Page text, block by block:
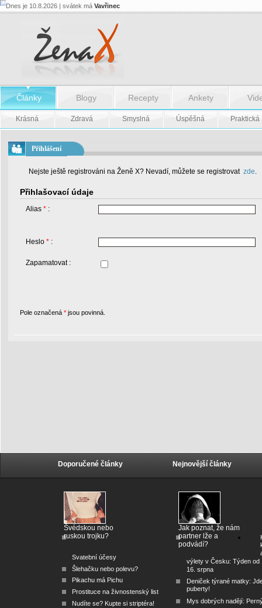
Dnes je 10.8.2026 | svátek má Vavřinec
Články Blogy Recepty Ankety
Krásná Zdravá Smyslná Úspěšná Praktická
Přihlášení
Nejste ještě registrováni na Ženě X? Nevadí, můžete se registrovat zde.
Přihlašovací údaje
Alias * :
Heslo * :
Zapamatovat :
Pole označená * jsou povinná.
Doporučené články
Švédskou nebo
ruskou trojku?
Svatební účesy
Šlehačku nebo polevu?
Pikachu má Pichu
Prostituce na živnostenský list
Nudíte se? Kupte si striptéra!
Nejnovější články
Jak poznat, že nám
partner lže a
podvádí?
výlety v Česku: Týden od
16. srpna
Deniček týrané matky:
puberty!
Mys dobrých nadějí: